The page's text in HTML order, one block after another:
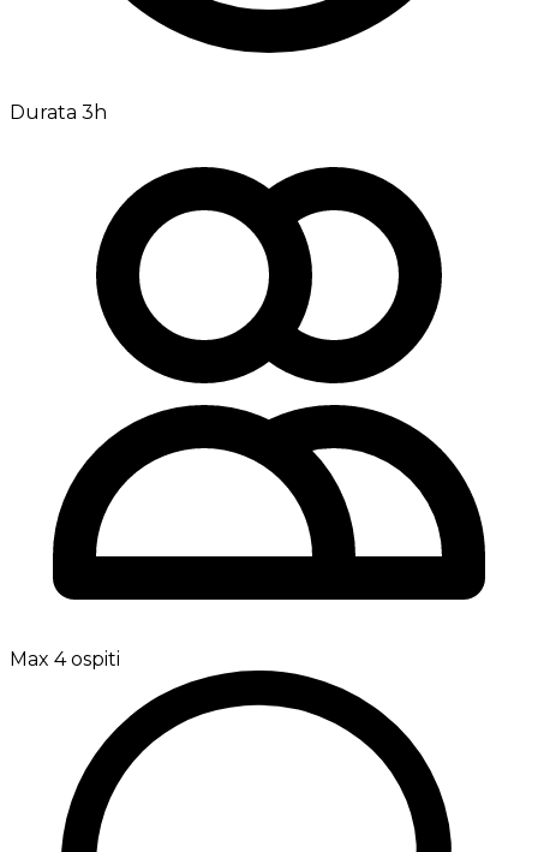
Durata 3h
Max 4 ospiti